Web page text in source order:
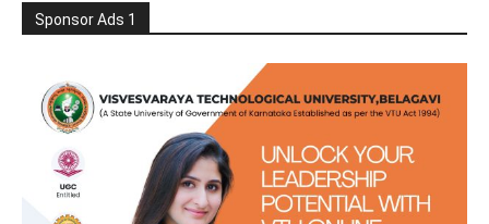
Sponsor Ads 1